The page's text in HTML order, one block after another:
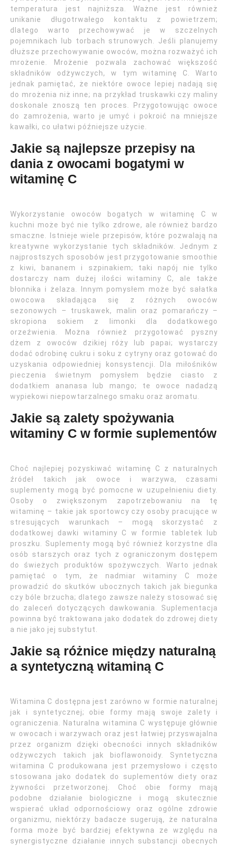
temperatura jest najniższa. Ważne jest również
unikanie długotrwałego kontaktu z powietrzem;
dlatego warto przechowywać je w szczelnych
pojemnikach lub torbach strunowych. Jeśli planujemy
dłuższe przechowywanie owoców, można rozważyć ich
mrożenie. Mrożenie pozwala zachować większość
składników odżywczych, w tym witaminę C. Warto
jednak pamiętać, że niektóre owoce lepiej nadają się
do mrożenia niż inne; na przykład truskawki czy maliny
doskonale znoszą ten proces. Przygotowując owoce
do zamrożenia, warto je umyć i pokroić na mniejsze
kawałki, co ułatwi późniejsze użycie.
Jakie są najlepsze przepisy na
dania z owocami bogatymi w
witaminę C
Wykorzystanie owoców bogatych w witaminę C w
kuchni może być nie tylko zdrowe, ale również bardzo
smaczne. Istnieje wiele przepisów, które pozwalają na
kreatywne wykorzystanie tych składników. Jednym z
najprostszych sposobów jest przygotowanie smoothie
z kiwi, bananem i szpinakiem; taki napój nie tylko
dostarczy nam dużej ilości witaminy C, ale także
błonnika i żelaza. Innym pomysłem może być sałatka
owocowa składająca się z różnych owoców
sezonowych – truskawek, malin oraz pomarańczy –
skropiona sokiem z limonki dla dodatkowego
orzeźwienia. Można również przygotować pyszny
dżem z owoców dzikiej róży lub papai; wystarczy
dodać odrobinę cukru i soku z cytryny oraz gotować do
uzyskania odpowiedniej konsystencji. Dla miłośników
pieczenia świetnym pomysłem będzie ciasto z
dodatkiem ananasa lub mango; te owoce nadadzą
wypiekowi niepowtarzalnego smaku oraz aromatu.
Jakie są zalety spożywania
witaminy C w formie suplementów
Choć najlepiej pozyskiwać witaminę C z naturalnych
źródeł takich jak owoce i warzywa, czasami
suplementy mogą być pomocne w uzupełnieniu diety.
Osoby o zwiększonym zapotrzebowaniu na tę
witaminę – takie jak sportowcy czy osoby pracujące w
stresujących warunkach – mogą skorzystać z
dodatkowej dawki witaminy C w formie tabletek lub
proszku. Suplementy mogą być również korzystne dla
osób starszych oraz tych z ograniczonym dostępem
do świeżych produktów spożywczych. Warto jednak
pamiętać o tym, że nadmiar witaminy C może
prowadzić do skutków ubocznych takich jak biegunka
czy bóle brzucha; dlatego zawsze należy stosować się
do zaleceń dotyczących dawkowania. Suplementacja
powinna być traktowana jako dodatek do zdrowej diety
a nie jako jej substytut.
Jakie są różnice między naturalną
a syntetyczną witaminą C
Witamina C dostępna jest zarówno w formie naturalnej
jak i syntetycznej; obie formy mają swoje zalety i
ograniczenia. Naturalna witamina C występuje głównie
w owocach i warzywach oraz jest łatwiej przyswajalna
przez organizm dzięki obecności innych składników
odżywczych takich jak bioflawonoidy. Syntetyczna
witamina C produkowana jest przemysłowo i często
stosowana jako dodatek do suplementów diety oraz
żywności przetworzonej. Choć obie formy mają
podobne działanie biologiczne i mogą skutecznie
wspierać układ odpornościowy oraz ogólne zdrowie
organizmu, niektórzy badacze sugerują, że naturalna
forma może być bardziej efektywna ze względu na
synergistyczne działanie innych substancji obecnych